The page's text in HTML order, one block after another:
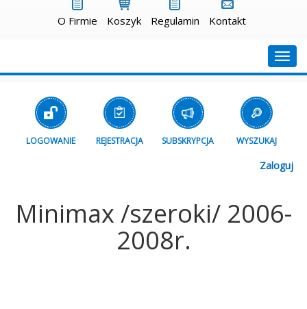
O Firmie Koszyk Regulamin Kontakt
LOGOWANIE REJESTRACJA SUBSKRYPCJA WYSZUKAJ
Zaloguj
Minimax /szeroki/ 2006-
2008r.